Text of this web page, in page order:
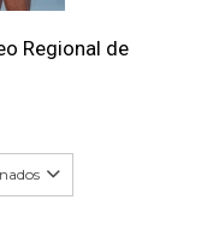
Regional de